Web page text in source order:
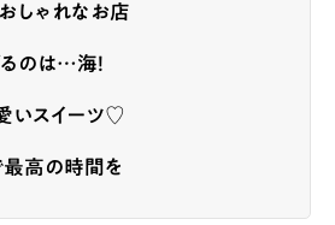
しゃれなお店
のは…海！
いスイーツ♡
高の時間を